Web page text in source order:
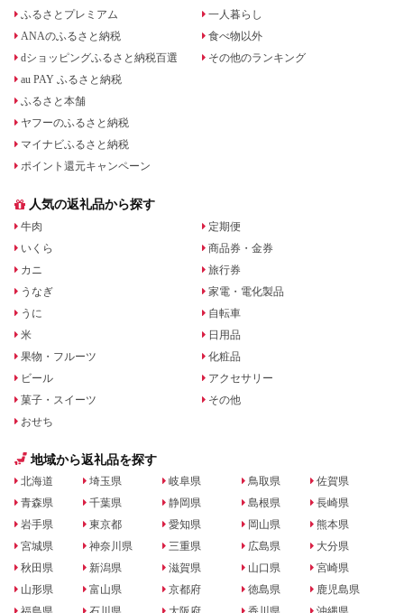
ふるさとプレミアム
ANAのふるさと納税
dショッピングふるさと納税百選
au PAY ふるさと納税
ふるさと本舗
ヤフーのふるさと納税
マイナビふるさと納税
ポイント還元キャンペーン
一人暮らし
食べ物以外
その他のランキング
人気の返礼品から探す
牛肉
いくら
カニ
うなぎ
うに
米
果物・フルーツ
ビール
菓子・スイーツ
おせち
定期便
商品券・金券
旅行券
家電・電化製品
自転車
日用品
化粧品
アクセサリー
その他
地域から返礼品を探す
北海道
青森県
岩手県
宮城県
秋田県
山形県
埼玉県
千葉県
東京都
神奈川県
新潟県
富山県
岐阜県
静岡県
愛知県
三重県
滋賀県
京都府
鳥取県
島根県
岡山県
広島県
山口県
徳島県
佐賀県
長崎県
熊本県
大分県
宮崎県
鹿児島県